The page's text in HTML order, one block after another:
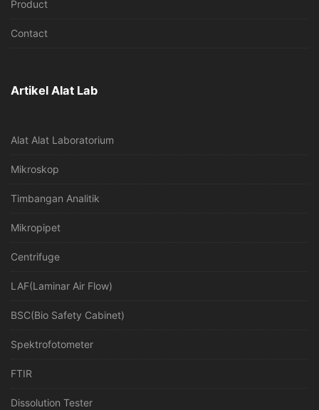
Product
Contact
Artikel Alat Lab
Alat Alat Laboratorium
Mikroskop
Timbangan Analitik
Mikropipet
Centrifuge
LAF(Laminar Air Flow)
BSC(Bio Safety Cabinet)
Spektrofotometer
FTIR
Dissolution Tester